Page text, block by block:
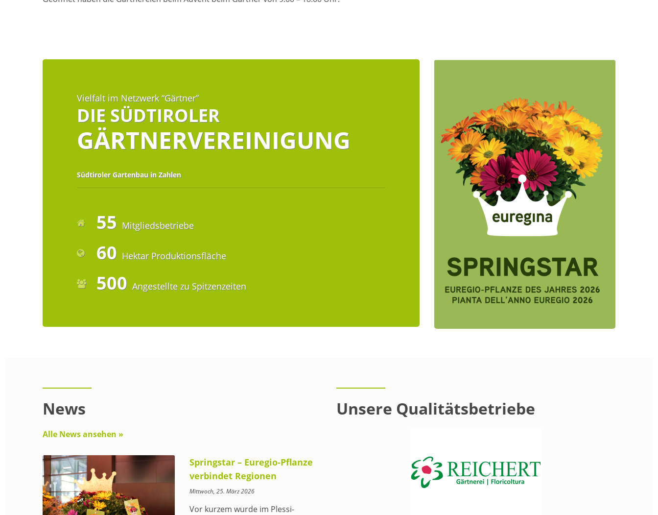
Vielfalt im Netzwerk “Gärtner”
DIE SÜDTIROLER
GÄRTNERVEREINIGUNG
Südtiroler Gartenbau in Zahlen
55 Mitgliedsbetriebe
60 Hektar Produktionsfläche
500 Angestellte zu Spitzenzeiten
News
Alle News ansehen »
Springstar – Euregio-Pflanze
verbindet Regionen
Mittwoch, 25. März 2026
Vor kurzem wurde im Plessi-
Unsere Qualitätsbetriebe